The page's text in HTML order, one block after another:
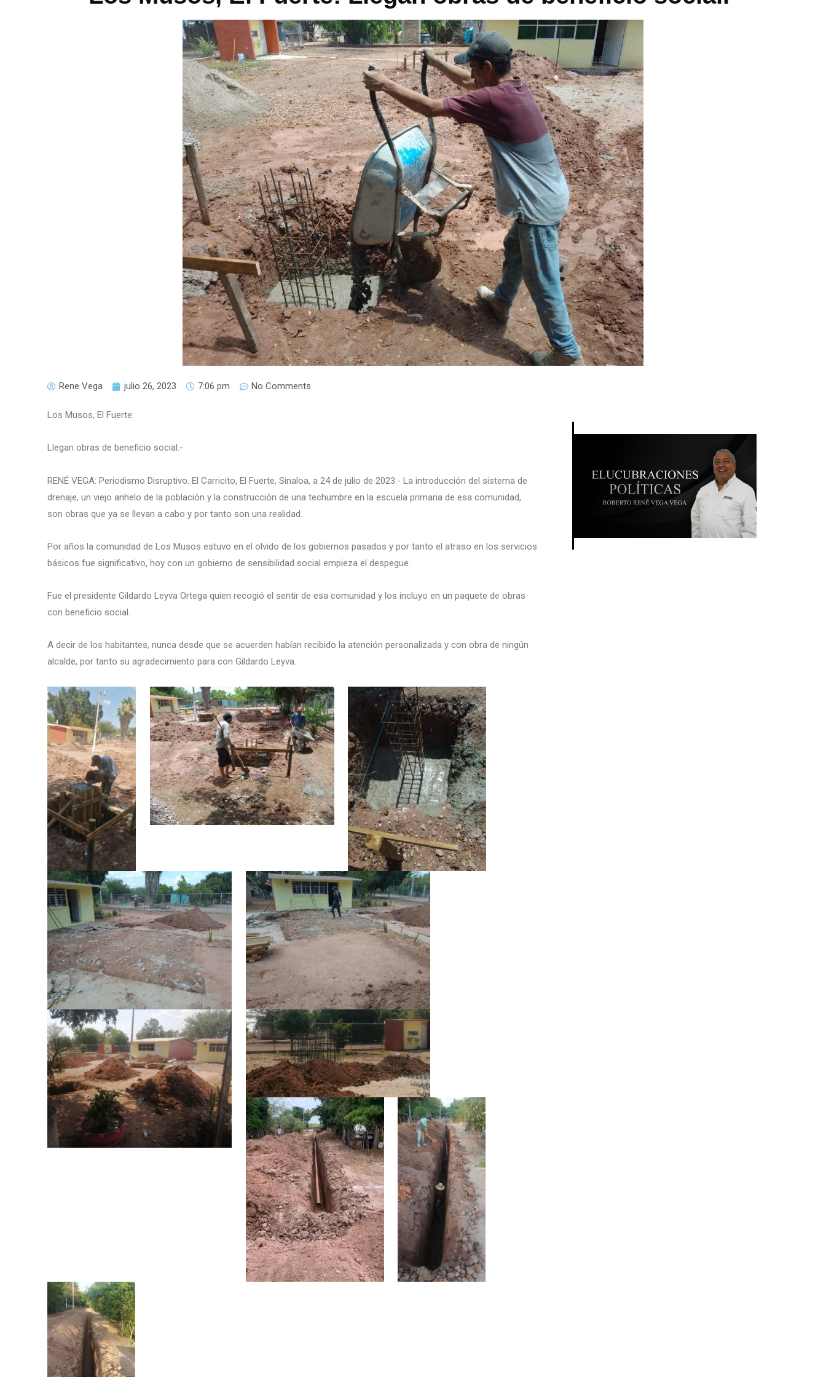
Rene Vega julio 26, 2023 7:06 pm No Comments
Los Musos, El Fuerte:
Llegan obras de beneficio social.-
RENÉ VEGA: Periodismo Disruptivo. El Carricito, El Fuerte, Sinaloa, a 24 de julio de 2023.- La introducción del sistema de
drenaje, un viejo anhelo de la población y la construcción de una techumbre en la escuela primaria de esa comunidad,
son obras que ya se llevan a cabo y por tanto son una realidad.
Por años la comunidad de Los Musos estuvo en el olvido de los gobiernos pasados y por tanto el atraso en los servicios
básicos fue significativo, hoy con un gobierno de sensibilidad social empieza el despegue.
Fue el presidente Gildardo Leyva Ortega quien recogió el sentir de esa comunidad y los incluyo en un paquete de obras
con beneficio social.
A decir de los habitantes, nunca desde que se acuerden habían recibido la atención personalizada y con obra de ningún
alcalde, por tanto su agradecimiento para con Gildardo Leyva.